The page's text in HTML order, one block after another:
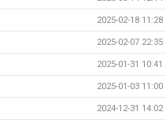
2025-02-18 11:28
2025-02-07 22:35
2025-01-31 10:41
2025-01-03 11:00
2024-12-31 14:02